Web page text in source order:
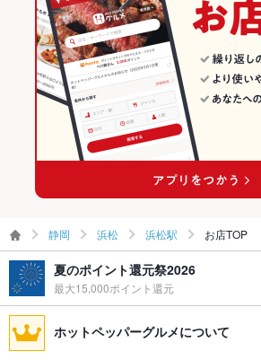
食べ放題
なし ：食べ放題のご用意はござい
のコースを多数ご用意しております
カクテル充実、焼酎充実、日本酒充
お子様連れ
お子様連れ歓迎 ：お子様連れ大歓
ます。 設備については事前にお問い
グパーティ
結婚披露パーティーや結婚式二次会
プライズ対
応
備考
※22時以降ご来店のお客様に対し商
算させて頂きます。予めご了承くだ
浜松 × 鍋
浜松駅 × 和食
浜松駅 × 鍋
静岡 × 和食
静岡 × 鍋
浜松駅の居酒屋ランキング
静岡 浜松 浜松駅 お店TOP
夏のポイント還元祭2026
最大15,000ポイント還元
ホットペッパーグルメについて